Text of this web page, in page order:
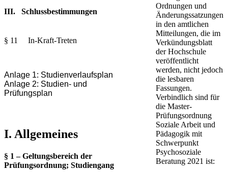
III. Schlussbestimmungen
§ 11 In-Kraft-Treten
Anlage 1: Studienverlaufsplan
Anlage 2: Studien- und
Prüfungsplan
I. Allgemeines
§ 1 – Geltungsbereich der
Prüfungsordnung; Studiengang
Ordnungen und
Änderungssatzungen
in den amtlichen
Mitteilungen, die im
Verkündungsblatt
der Hochschule
veröffentlicht
werden, nicht jedoch
die lesbaren
Fassungen.
Verbindlich sind für
die Master-
Prüfungsordnung
Soziale Arbeit und
Pädagogik mit
Schwerpunkt
Psychosoziale
Beratung 2021 ist: